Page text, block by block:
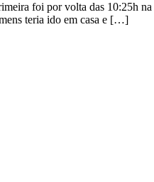
foi por volta das 10:25h
teria ido em casa e […]